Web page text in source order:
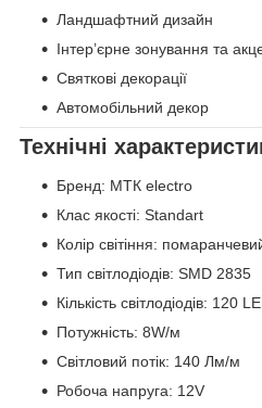
Ландшафтний дизайн
Інтер’єрне зонування та
Святкові декорації
Автомобільний декор
Технічні
Бренд: МТК electro
Клас якості: Standart
Колір світіння:
Тип світлодіодів: SMD 2835
Кількість світлодіодів: 120
Потужність: 8W/м
Світловий потік: 140 Лм/м
Робоча напруга: 12V